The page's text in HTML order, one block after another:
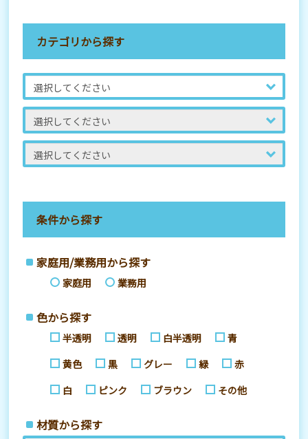
カテゴリから探す
条件から探す
家庭用/業務用から探す
家庭用 業務用
色から探す
半透明 透明 白半透明
青
黄色
黒 グレー 緑
赤
白
ピンク ブラウン その他
材質から探す